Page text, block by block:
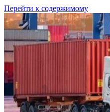
Перейти к содержимому